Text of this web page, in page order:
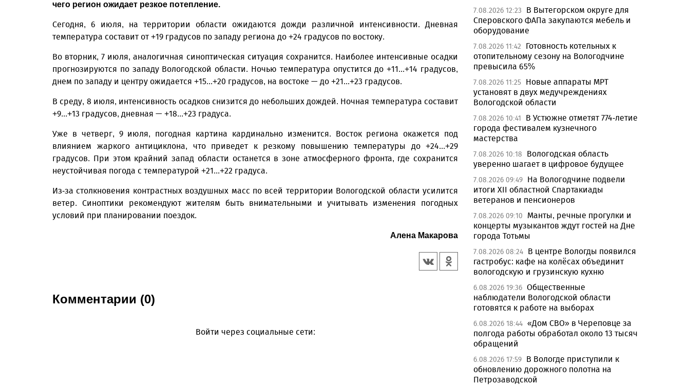
чего регион ожидает резкое потепление.
Сегодня, 6 июля, на территории области ожидаются дожди различной интенсивности. Дневная
температура составит от +19 градусов по западу региона до +24 градусов по востоку.
Во вторник, 7 июля, аналогичная синоптическая ситуация сохранится. Наиболее интенсивные осадки
прогнозируются по западу Вологодской области. Ночью температура опустится до +11...+14 градусов,
днем по западу и центру ожидается +15...+20 градусов, на востоке — до +21...+23 градусов.
В среду, 8 июля, интенсивность осадков снизится до небольших дождей. Ночная температура составит
+9...+13 градусов, дневная — +18...+23 градуса.
Уже в четверг, 9 июля, погодная картина кардинально изменится. Восток региона окажется под
влиянием жаркого антициклона, что приведет к резкому повышению температуры до +24...+29
градусов. При этом крайний запад области останется в зоне атмосферного фронта, где сохранится
неустойчивая погода с температурой +21...+22 градуса.
Из-за столкновения контрастных воздушных масс по всей территории Вологодской области усилится
ветер. Синоптики рекомендуют жителям быть внимательными и учитывать изменения погодных
условий при планировании поездок.
Алена Макарова
Комментарии (0)
Войти через социальные сети:
7.08.2026 12:23
В Вытегорском округе для
Сперовского ФАПа закупаются мебель и
оборудование
7.08.2026 11:42
Готовность котельных к
отопительному сезону на Вологодчине
превысила 65%
7.08.2026 11:25 Новые аппараты МРТ
установят в двух медучреждениях
Вологодской области
7.08.2026 10:41
В Устюжне отметят 774-летие
города фестивалем кузнечного
мастерства
7.08.2026 10:18
Вологодская область
уверенно шагает в цифровое будущее
7.08.2026 09:49 На Вологодчине подвели
итоги XII областной Спартакиады
ветеранов и пенсионеров
7.08.2026 09:10
Манты, речные прогулки и
концерты музыкантов ждут гостей на Дне
города Тотьмы
7.08.2026 08:24 В центре Вологды появился
гастробус: кафе на колёсах объединит
вологодскую и грузинскую кухню
6.08.2026 19:36 Общественные
наблюдатели Вологодской области
готовятся к работе на выборах
6.08.2026 18:44 «Дом СВО» в Череповце за
полгода работы обработал около 13 тысяч
обращений
6.08.2026 17:59 В Вологде приступили к
обновлению дорожного полотна на
Петрозаводской